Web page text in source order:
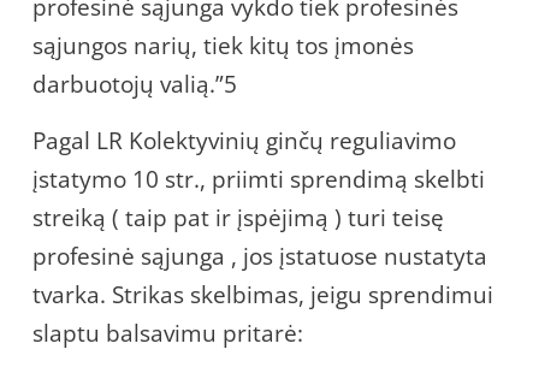
profesinė sąjunga vykdo tiek profesinės
sąjungos narių, tiek kitų tos įmonės
darbuotojų valią.”5
Pagal LR Kolektyvinių ginčų reguliavimo
įstatymo 10 str., priimti sprendimą skelbti
streiką ( taip pat ir įspėjimą ) turi teisę
profesinė sąjunga , jos įstatuose nustatyta
tvarka. Strikas skelbimas, jeigu sprendimui
slaptu balsavimu pritarė: